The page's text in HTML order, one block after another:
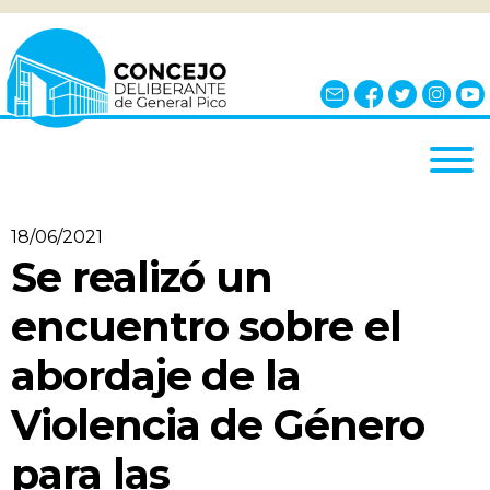
EL CONCEJO
¿QUÉ ES?
AUTORIDADES
BLOQUES
COMISIONES
NOTICIAS
18/06/2021
Se realizó un
encuentro sobre el
abordaje de la
Violencia de Género
para las